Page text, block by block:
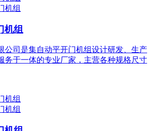
机组
公司是集自动平开门机组设计研发、生产
务于一体的专业厂家，主营各种规格尺寸